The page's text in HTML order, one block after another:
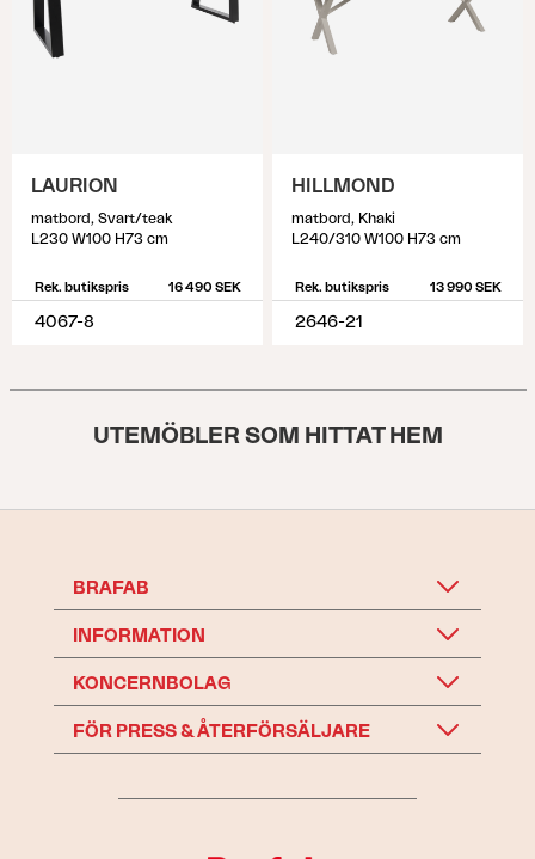
LAURION
matbord, Svart/teak
L230 W100 H73 cm
Rek. butikspris 16 490 SEK
4067-8
HILLMOND
matbord, Khaki
L240/310 W100 H73 cm
Rek. butikspris 13 990 SEK
2646-21
UTEMÖBLER SOM HITTAT HEM
BRAFAB
INFORMATION
KONCERNBOLAG
FÖR PRESS & ÅTERFÖRSÄLJARE